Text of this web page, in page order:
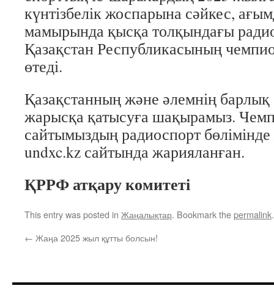
күнтізбелік жоспарына сәйкес,
мамырында қысқа толқындағы
Қазақстан Республикасының
өтеді.
Қазақстанның және әлемнің
жарысқа қатысуға шақырамыз.
сайтымыздың радиоспорт
undxc.kz сайтында жарияланған.
ҚРРФ атқару комитеті
This entry was posted in Жаңалықтар. Bookmark thepermalink.
← Жаңа 2025 жыл құтты болсын!